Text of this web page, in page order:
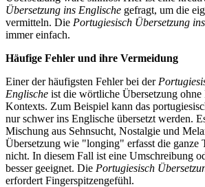
Übersetzung ins Englische gefragt, um die
vermitteln. Die Portugiesisch Übersetzung
immer einfach.
Häufige Fehler und ihre Vermeidung
Einer der häufigsten Fehler bei der
Englische ist die wörtliche Übersetzung
Kontexts. Zum Beispiel kann das
nur schwer ins Englische übersetzt werden.
Mischung aus Sehnsucht, Nostalgie und
Übersetzung wie "longing" erfasst die ganze
nicht. In diesem Fall ist eine Umschreibung
besser geeignet. Die Portugiesisch
erfordert Fingerspitzengefühl.